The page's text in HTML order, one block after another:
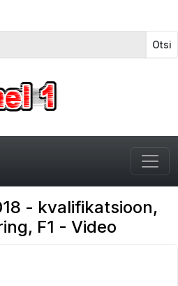
Otsi
- kvalifikatsioon,
F1 - Video